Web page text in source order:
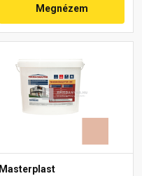
Megnézem
Masterplast